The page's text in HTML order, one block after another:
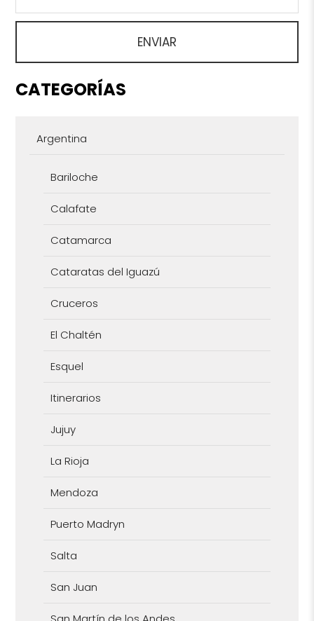
CATEGORÍAS
Argentina
Bariloche
Calafate
Catamarca
Cataratas del Iguazú
Cruceros
El Chaltén
Esquel
Itinerarios
Jujuy
La Rioja
Mendoza
Puerto Madryn
Salta
San Juan